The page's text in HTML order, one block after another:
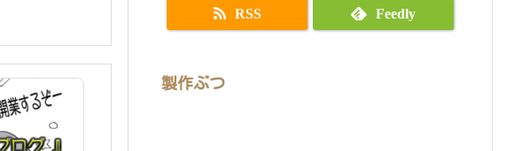
RSS Feedly
製作ぶつ